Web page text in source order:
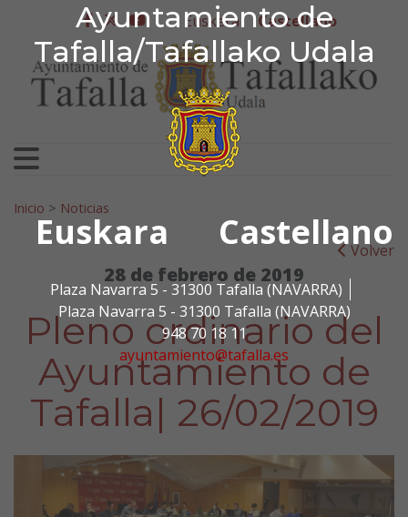
Ayuntamiento de
Tafalla/Tafallako Udala
Euskara Castellano
Plaza Navarra 5 - 31300 Tafalla (NAVARRA)
Plaza Navarra 5 - 31300 Tafalla (NAVARRA)
948 70 18 11
ayuntamiento@tafalla.es
Ir al contenido
Ayuntamiento de
facebook
twitter
youtube
Euskera Castellano
Search for:
Inicio > Noticias
Volver
28 de febrero de 2019
Pleno ordinario del
Ayuntamiento de
Tafalla| 26/02/2019